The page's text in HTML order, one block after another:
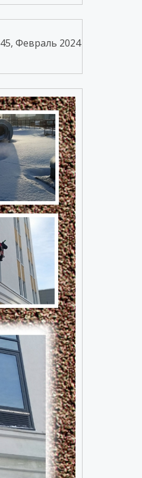
Февраль 2024